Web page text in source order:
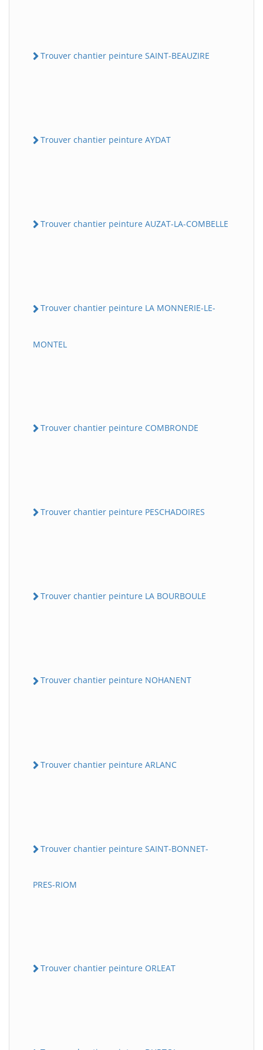
Trouver chantier peinture SAINT-BEAUZIRE
Trouver chantier peinture AYDAT
Trouver chantier peinture AUZAT-LA-COMBELLE
Trouver chantier peinture LA MONNERIE-LE-
MONTEL
Trouver chantier peinture COMBRONDE
Trouver chantier peinture PESCHADOIRES
Trouver chantier peinture LA BOURBOULE
Trouver chantier peinture NOHANENT
Trouver chantier peinture ARLANC
Trouver chantier peinture SAINT-BONNET-
PRES-RIOM
Trouver chantier peinture ORLEAT